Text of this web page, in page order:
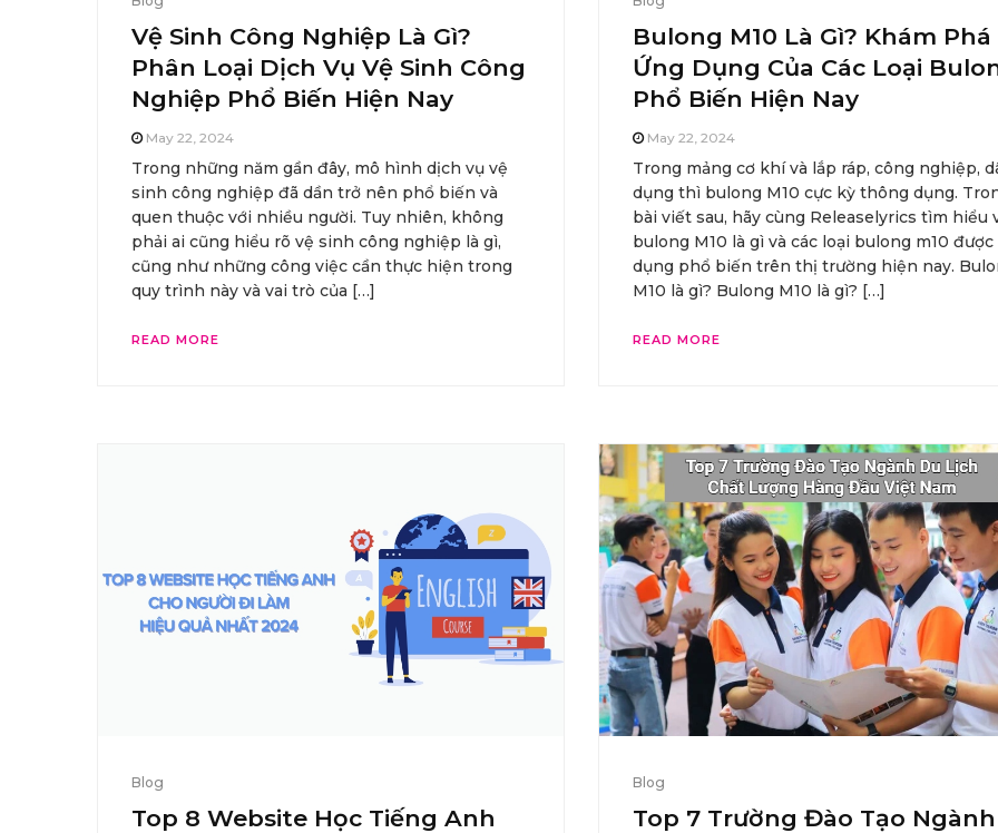
Vệ Sinh Công Nghiệp Là Gì?
Phân Loại Dịch Vụ Vệ Sinh Công
Nghiệp Phổ Biến Hiện Nay
May 22, 2024
Trong những năm gần đây, mô hình dịch vụ vệ
sinh công nghiệp đã dần trở nên phổ biến và
quen thuộc với nhiều người. Tuy nhiên, không
phải ai cũng hiểu rõ vệ sinh công nghiệp là gì,
cũng như những công việc cần thực hiện trong
quy trình này và vai trò của […]
READ MORE
Bulong M10 Là Gì? Khám Phá
Ứng Dụng Của Các Loại
Phổ Biến Hiện Nay
May 22, 2024
Trong mảng cơ khí và lắp ráp, công nghiệp,
dụng thì bulong M10 cực kỳ thông dụng.
bài viết sau, hãy cùng Releaselyrics tìm hiểu
bulong M10 là gì và các loại bulong m10 được
dụng phổ biến trên thị trường hiện nay.
M10 là gì? Bulong M10 là gì? […]
READ MORE
Blog
Top 8 Website Học Tiếng Anh
Blog
Top 7 Trường Đào Tạo Ngành